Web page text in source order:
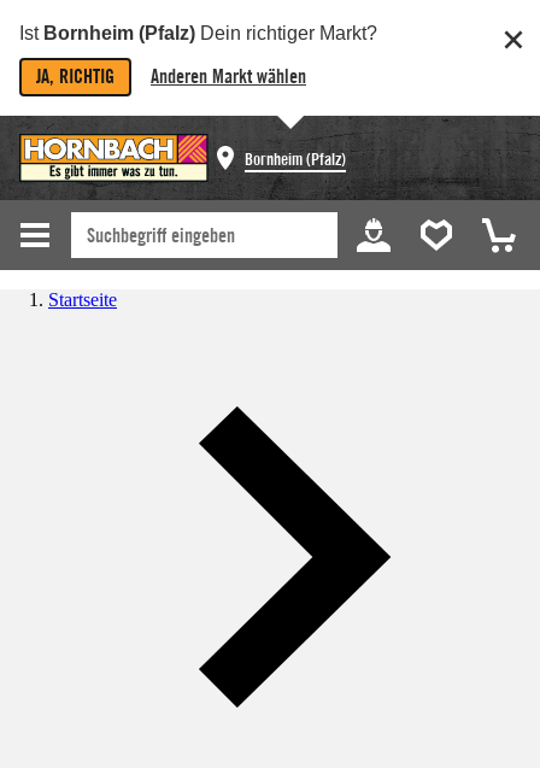
Ist Bornheim (Pfalz) Dein richtiger Markt?
JA, RICHTIG Anderen Markt wählen
Bornheim (Pfalz)
Startseite